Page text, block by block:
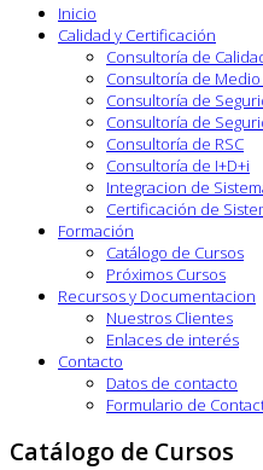
Inicio
Calidad y Certificación
Consultoría de
Consultoría de
Consultoría de
Consultoría de
Consultoría de RSC
Consultoría de I+D+i
Integracion de
Certificación de
Formación
Catálogo de Cursos
Próximos Cursos
Recursos y Documentacion
Nuestros Clientes
Enlaces de interés
Contacto
Datos de contacto
Formulario de
Catálogo de Cursos